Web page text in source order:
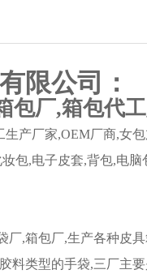
限公司：
包厂,箱包代
产厂家,OEM厂商,女
包,电子皮套,背包,电
,箱包厂,生产各种皮
料类型的手袋,三厂主